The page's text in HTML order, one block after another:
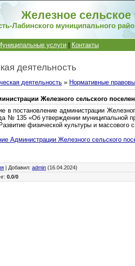
Железное сельское
Лабинского муниципального
услуги Контакты
деятельность
деятельность » Нормативные
Железного сельского
в постановление администрации
№ 135 «Об утверждении муниципальной
физической культуры и массового
Администрации Железного сельского
Добавил:admin (16.04.2024)
:0.0/0